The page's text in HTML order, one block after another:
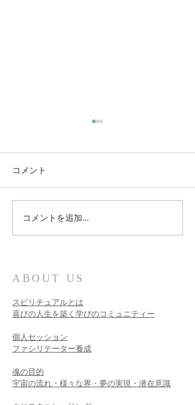
新しい時代のスピリチュ
アルの学び
コメント
コメントを追加…
ABOUT US
スピリチュアルとは
喜びの人生を築く学びのコミュニティー
個人セッション​
ファシリテーター養成
魂の目的
宇宙の流れ・様々な界・夢の実現・潜在意識